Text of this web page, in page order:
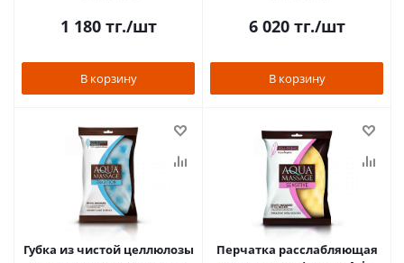
1 180тг./шт
В корзину
6 020тг./шт
В корзину
Губка из чистой целлюлозы
Перчатка расслабляющая